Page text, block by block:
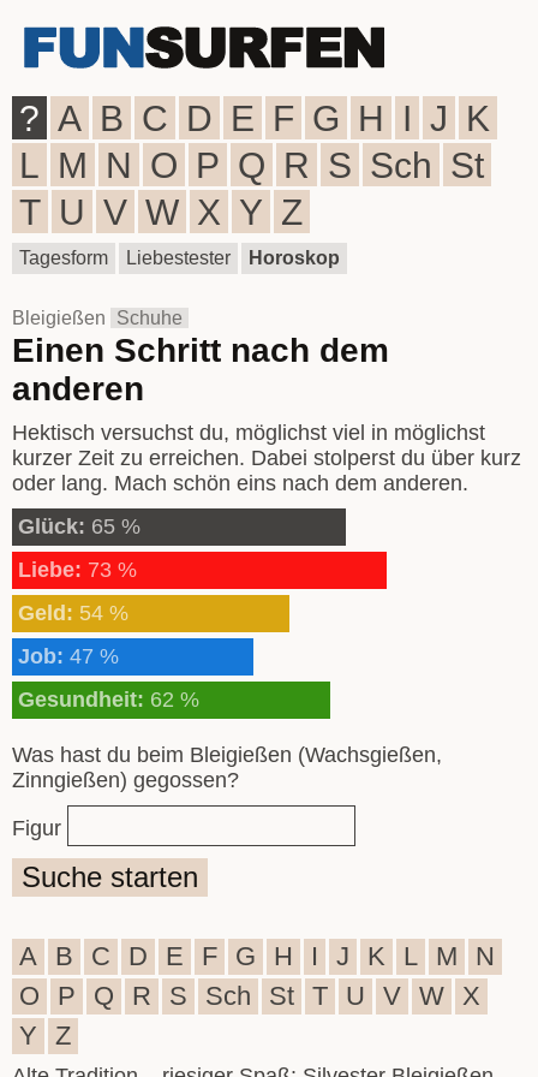
? A B C D E F G H I J K
L M N O P Q R S Sch St
T U V W X Y Z
Tagesform Liebestester Horoskop
Bleigießen Schuhe
Einen Schritt nach dem
anderen
Hektisch versuchst du, möglichst viel in möglichst
kurzer Zeit zu erreichen. Dabei stolperst du über kurz
oder lang. Mach schön eins nach dem anderen.
Glück: 65 %
Liebe: 73 %
Geld: 54 %
Job: 47 %
Gesundheit: 62 %
Was hast du beim Bleigießen (Wachsgießen,
Zinngießen) gegossen?
Figur
Suche starten
A B C D E F G H I J K L M
N
O
P Q R S Sch St T U V W X
Y
Z